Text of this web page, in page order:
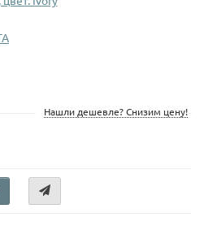
Нашли дешевле? Снизим цену!